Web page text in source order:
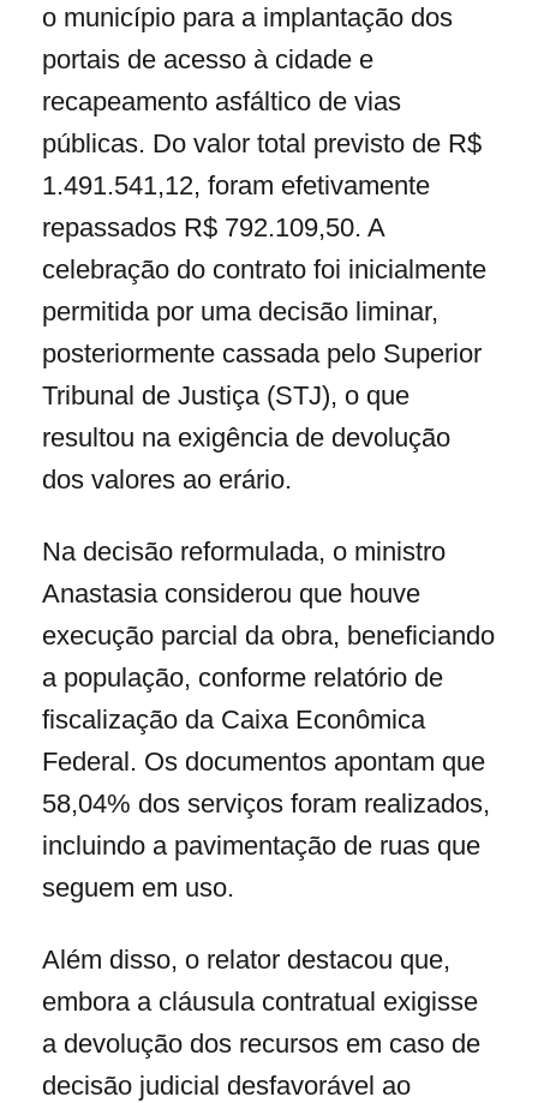
o município para a implantação dos
portais de acesso à cidade e
recapeamento asfáltico de vias
públicas. Do valor total previsto de R$
1.491.541,12, foram efetivamente
repassados R$ 792.109,50. A
celebração do contrato foi inicialmente
permitida por uma decisão liminar,
posteriormente cassada pelo Superior
Tribunal de Justiça (STJ), o que
resultou na exigência de devolução
dos valores ao erário.
Na decisão reformulada, o ministro
Anastasia considerou que houve
execução parcial da obra, beneficiando
a população, conforme relatório de
fiscalização da Caixa Econômica
Federal. Os documentos apontam que
58,04% dos serviços foram realizados,
incluindo a pavimentação de ruas que
seguem em uso.
Além disso, o relator destacou que,
embora a cláusula contratual exigisse
a devolução dos recursos em caso de
decisão judicial desfavorável ao